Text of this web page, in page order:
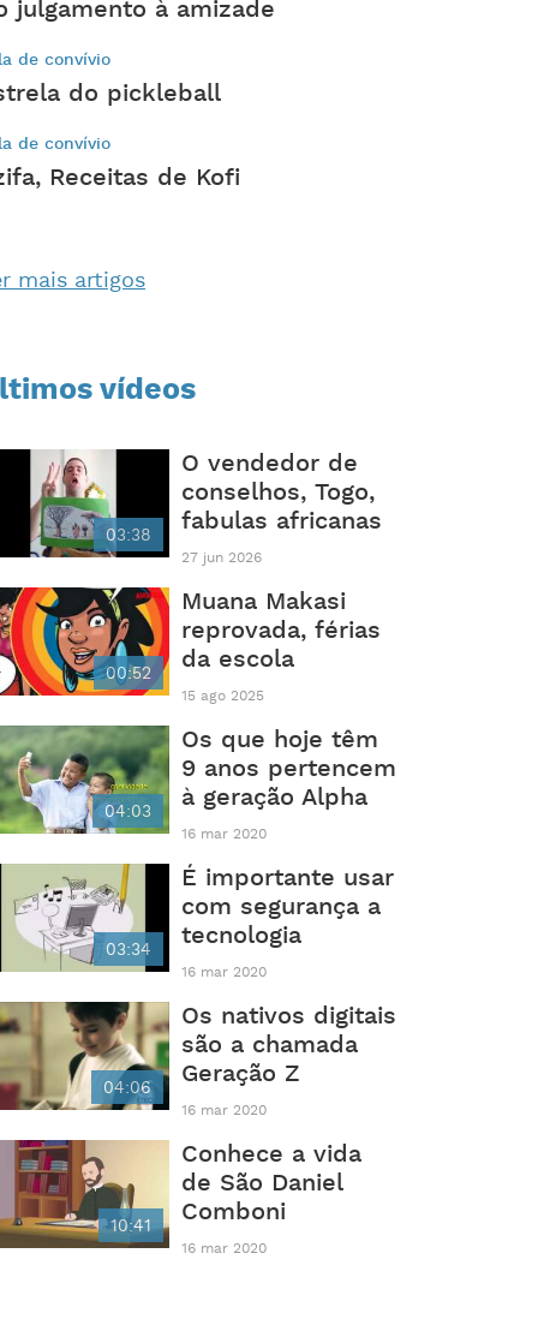
julgamento à amizade
de convívio
do pickleball
de convívio
Receitas de Kofi
mais artigos
vídeos
03:38
O vendedor de
conselhos, Togo,
fabulas africanas
27 jun 2026
00:52
Muana Makasi
reprovada, férias
da escola
15 ago 2025
04:03
Os que hoje têm
9 anos pertencem
à geração Alpha
16 mar 2020
03:34
É importante usar
com segurança a
tecnologia
16 mar 2020
04:06
Os nativos digitais
são a chamada
Geração Z
16 mar 2020
10:41
Conhece a vida
de São Daniel
Comboni
16 mar 2020